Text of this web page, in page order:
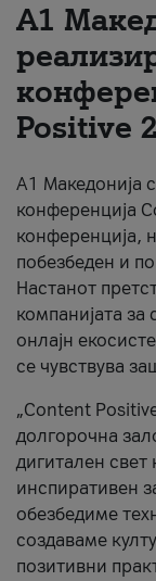
А1
Positive
А1 Македонија
конференција
конференција,
побезбеден и
Настанот
компанијата
онлајн
се чувствува
„Content
долгорочна
дигитален свет
инспиративен
обезбедиме
создаваме
позитивни